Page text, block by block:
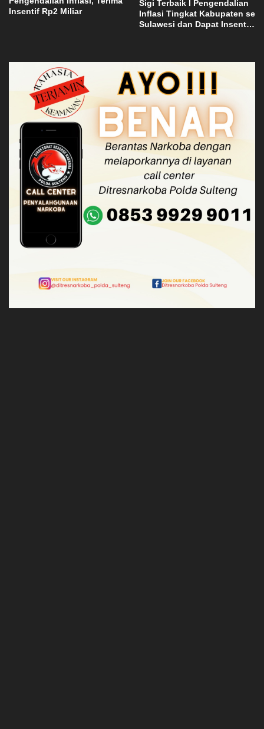
Insentif Rp2 Miliar
Sigi Terbaik I Pengendalian
Inflasi Tingkat Kabupaten se
Sulawesi dan Dapat Insentif